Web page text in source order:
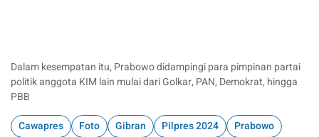
Dalam kesempatan itu, Prabowo didampingi para pimpinan partai
politik anggota KIM lain mulai dari Golkar, PAN, Demokrat, hingga
PBB
Cawapres
Foto Gibran Pilpres 2024
Prabowo